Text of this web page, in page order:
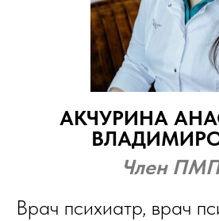
АКЧУРИНА
Член
Врач психиатр, врач